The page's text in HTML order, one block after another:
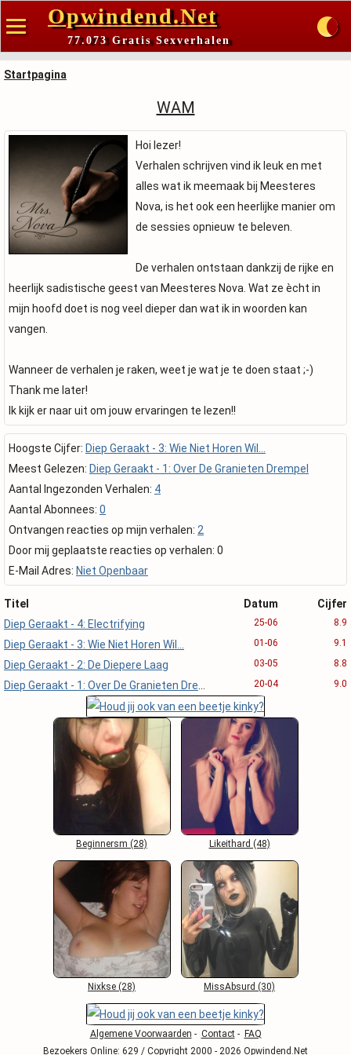
Opwindend.Net
77.073 Gratis Sexverhalen
Startpagina
WAM
Hoi lezer!
Verhalen schrijven vind ik leuk en met
alles wat ik meemaak bij Meesteres
Nova, is het ook een heerlijke manier om
de sessies opnieuw te beleven.
De verhalen ontstaan dankzij de rijke en
heerlijk sadistische geest van Meesteres Nova. Wat ze ècht in
mijn hoofd doet is nog veel dieper dan wat ik in woorden kan
vangen.
Wanneer de verhalen je raken, weet je wat je te doen staat ;-)
Thank me later!
Ik kijk er naar uit om jouw ervaringen te lezen!!
Hoogste Cijfer: Diep Geraakt - 3: Wie Niet Horen Wil...
Meest Gelezen: Diep Geraakt - 1: Over De Granieten Drempel
Aantal Ingezonden Verhalen: 4
Aantal Abonnees: 0
Ontvangen reacties op mijn verhalen: 2
Door mij geplaatste reacties op verhalen: 0
E-Mail Adres: Niet Openbaar
Titel Datum
Cijfer
Diep Geraakt - 4: Electrifying
25-06 8.9
Diep Geraakt - 3: Wie Niet Horen Wil... 01-06 9.1
Diep Geraakt - 2: De Diepere Laag 03-05 8.8
20-04 9.0
Beginnersm (28) Likeithard (48)
Nixkse (28) MissAbsurd (30)
Algemene Voorwaarden - Contact- FAQ
Bezoekers Online: 629 / Copyright 2000 - 2026 Opwindend.Net